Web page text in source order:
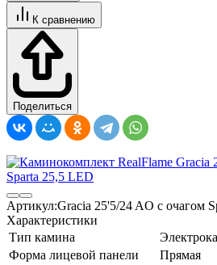
К сравнению
Поделиться
Артикул:Gracia 25'5/24 AO с очагом
Характеристики
Тип камина
Форма лицевой панели
Прямая